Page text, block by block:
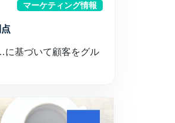
マーケティング情報
に基づいて顧客をグル